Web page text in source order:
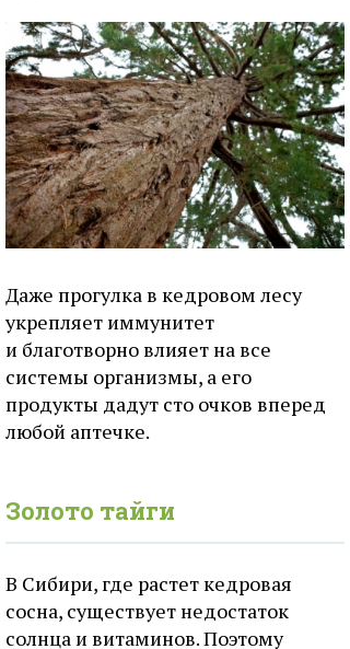
Даже прогулка в кедровом лесу
укрепляет иммунитет
и благотворно влияет на все
системы организмы, а его
продукты дадут сто очков вперед
любой аптечке.
Золото тайги
В Сибири, где растет кедровая
сосна, существует недостаток
солнца и витаминов. Поэтому